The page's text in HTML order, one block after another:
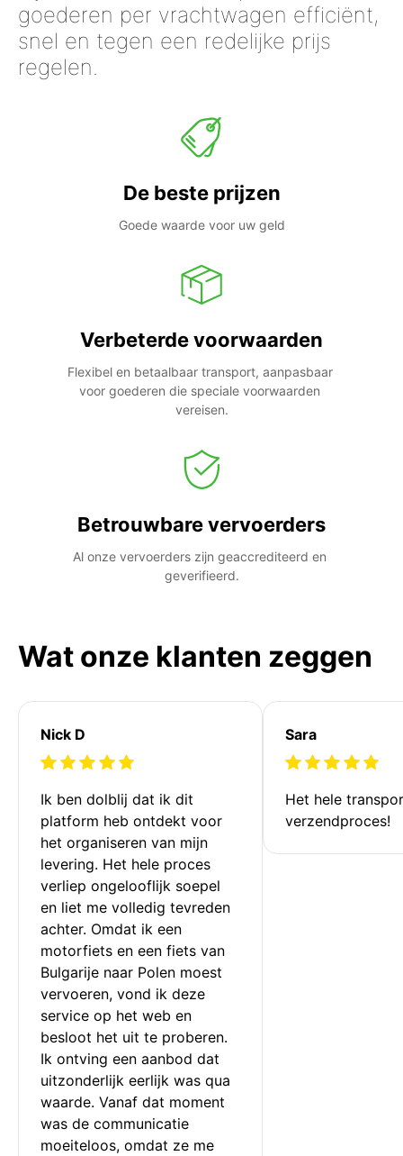
goederen per vrachtwagen efficiënt,
snel en tegen een redelijke prijs
regelen.
De beste prijzen
Goede waarde voor uw geld
Verbeterde voorwaarden
Flexibel en betaalbaar transport, aanpasbaar
voor goederen die speciale voorwaarden
vereisen.
Betrouwbare vervoerders
Al onze vervoerders zijn geaccrediteerd en
geverifieerd.
Wat onze klanten zeggen
Nick D
Ik ben dolblij dat ik dit
platform heb ontdekt voor
het organiseren van mijn
levering. Het hele proces
verliep ongelooflijk soepel
en liet me volledig tevreden
achter. Omdat ik een
motorfiets en een fiets van
Bulgarije naar Polen moest
vervoeren, vond ik deze
service op het web en
besloot het uit te proberen.
Ik ontving een aanbod dat
uitzonderlijk eerlijk was qua
waarde. Vanaf dat moment
was de communicatie
moeiteloos, omdat ze me
Sara
Het hele
verzendproces!